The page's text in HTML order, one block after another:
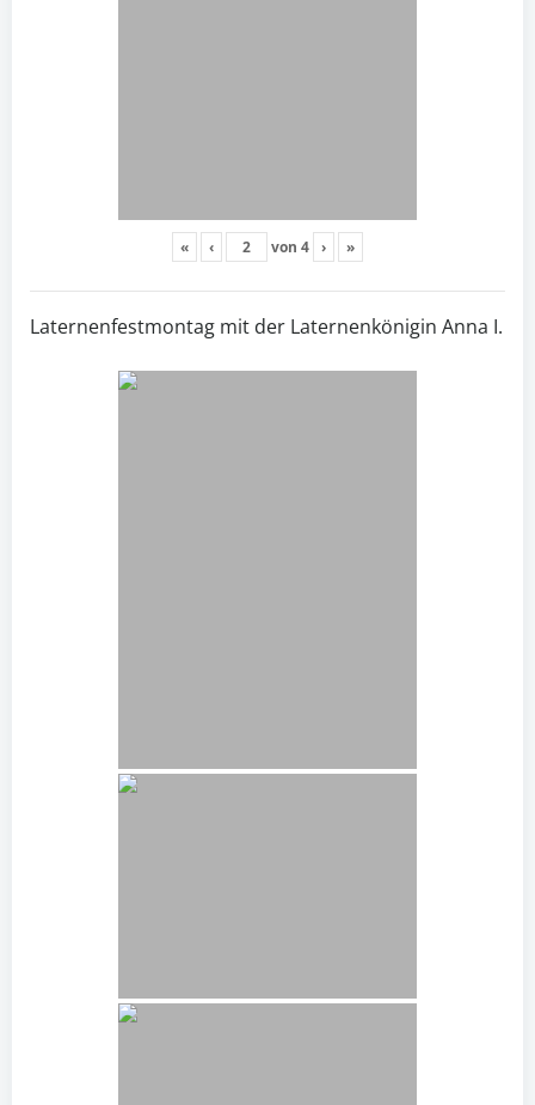
« ‹ von 4 › »
Laternenfestmontag mit der Laternenkönigin Anna I.